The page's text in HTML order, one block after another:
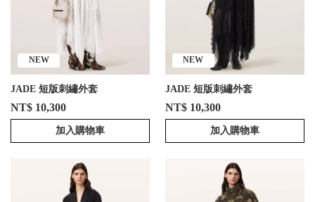
NEW
JADE 短版刺繡外套
NT$ 10,300
加入購物車
NEW
JADE 短版刺繡外套
NT$ 10,300
加入購物車